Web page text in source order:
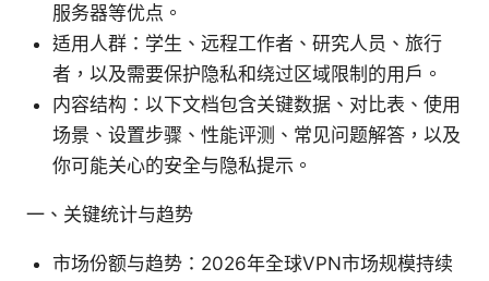
服务器等优点。
适用人群：学生、远程工作者、研究人员、旅行
者，以及需要保护隐私和绕过区域限制的用户。
内容结构：以下文档包含关键数据、对比表、使用
场景、设置步骤、性能评测、常见问题解答，以及
你可能关心的安全与隐私提示。
一、关键统计与趋势
市场份额与趋势：2026年全球VPN市场规模持续